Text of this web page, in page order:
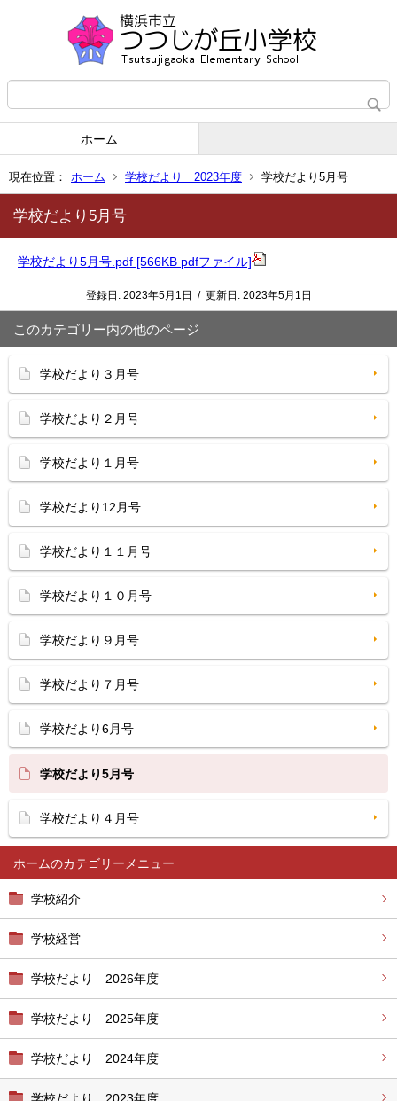
ホーム
現在位置： ホーム 学校だより 2023年度 学校だより5月号
ホーム
学校紹介
学校経営
学校だより 2026年度
学校だより 2025年度
学校だより 2024年度
学校だより5月号
学校だより5月号.pdf [566KB pdfファイル]
登録日: 2023年5月1日 / 更新日: 2023年5月1日
このカテゴリー内の他のページ
学校だより３月号
学校だより２月号
学校だより１月号
学校だより12月号
学校だより１１月号
学校だより１０月号
学校だより９月号
学校だより７月号
学校だより6月号
学校だより5月号
学校だより４月号